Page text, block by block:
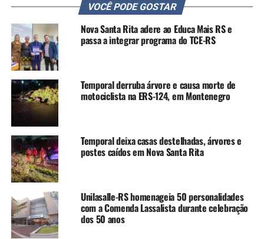
“É uma alegria imensa ver
tantas crianças e famílias
reunidas aqui na Vila
Esperança. O Cinema para
Todos nasce com o
propósito de levar cultura,
lazer e entretenimento
direto aos bairros,
aproximando ainda mais a
Prefeitura da comunidade.
Hoje é só o começo.
Queremos que cada família
VOCÊ PODE GOSTAR
Nova Santa Rita adere ao Educa Mais RS e
passa a integrar programa do TCE-RS
Temporal derruba árvore e causa morte de
motociclista na ERS-124, em Montenegro
Temporal deixa casas destelhadas, árvores e
postes caídos em Nova Santa Rita
Unilasalle-RS homenageia 50 personalidades
com a Comenda Lassalista durante celebração
dos 50 anos